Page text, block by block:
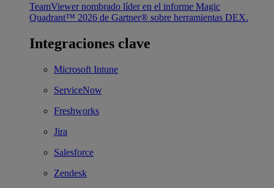
TeamViewer nombrado líder en el informe Magic
Quadrant™ 2026 de Gartner® sobre herramientas DEX.
Integraciones clave
Microsoft Intune
ServiceNow
Freshworks
Jira
Salesforce
Zendesk